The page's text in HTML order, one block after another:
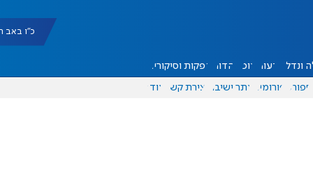
כ"ו באב
ונדל"ן דעות אוכל יהדות הפקות וסיקורים
ספורט פורומים אתר ישיבה יצירת קשר עוד